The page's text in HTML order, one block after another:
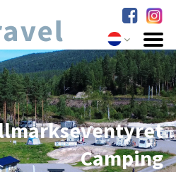
Camping